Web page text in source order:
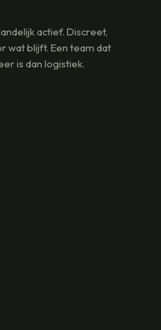
actief. Discreet,
wat blijft. Een team dat
is dan logistiek.